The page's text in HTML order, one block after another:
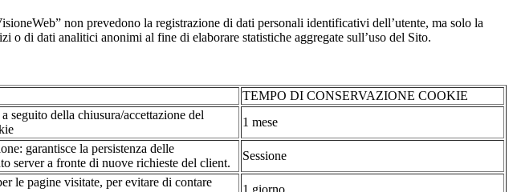
non prevedono la registrazione di dati personali identificativi dell’utente, ma solo la
di dati analitici anonimi al fine di elaborare statistiche aggregate sull’uso del Sito.
TEMPO DI CONSERVAZIONE COOKIE
seguito della chiusura/accettazione del
1 mese
garantisce la persistenza delle
server a fronte di nuove richieste del client.
Sessione
le pagine visitate, per evitare di contare